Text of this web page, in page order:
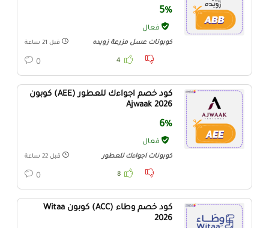
5%
فعال
كوبونات عسل مزرعة زويده قبل 21 ساعة
4
0
كود خصم اجواءك للعطور (AEE) كوبون
Ajwaak 2026
6%
فعال
كوبونات اجواءك للعطور قبل 22 ساعة
8
0
كود خصم وطاء (ACC) كوبون Witaa
2026